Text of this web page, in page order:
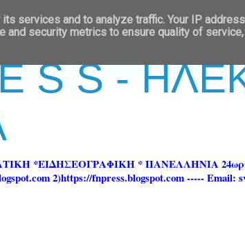
S S -
*ΕΙΔΗΣΕΟΓΡΑΦΙΚΗ * ΠΑΝΕΛΛΗΝΙΑ
2)https://fnpress.blogspot.com ----- Email:
services and to analyze traffic. Your IP
and security metrics to ensure quality of